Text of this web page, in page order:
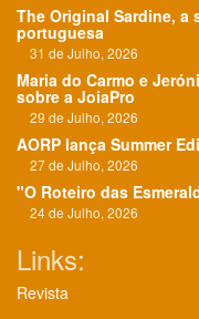
The Original Sardine, a
portuguesa
31 de Julho, 2026
Maria do Carmo e
sobre a JoiaPro
29 de Julho, 2026
AORP lança Summer
27 de Julho, 2026
"O Roteiro das
24 de Julho, 2026
Links:
Revista